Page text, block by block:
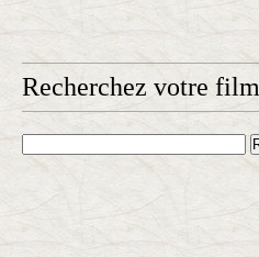
Recherchez votre film